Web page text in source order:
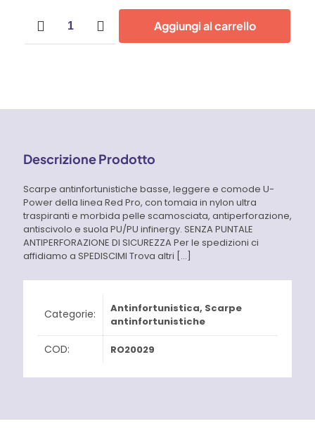
antinfortunistiche
U-
quantità
Aggiungi al carrello
Descrizione Prodotto
Scarpe antinfortunistiche basse, leggere e comode U-
Power della linea Red Pro, con tomaia in nylon ultra
traspiranti e morbida pelle scamosciata, antiperforazione,
antiscivolo e suola PU/PU infinergy. SENZA PUNTALE
ANTIPERFORAZIONE DI SICUREZZA Per le spedizioni ci
affidiamo a SPEDISCIMI Trova altri […]
Categorie: Antinfortunistica, Scarpe
antinfortunistiche
COD: RO20029